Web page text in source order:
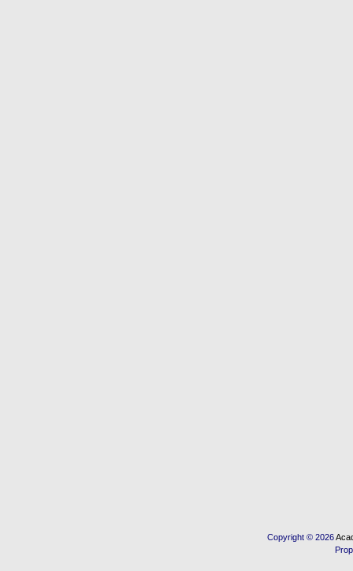
Copyright © 2026